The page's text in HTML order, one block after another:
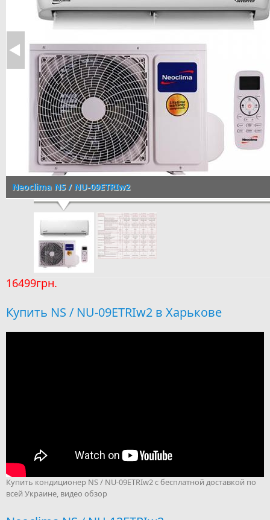
Neoclima NS / NU-09ETRIw2
16499грн.
Купить NS / NU-09ETRIw2 в Харькове
Купить кондиционер NS / NU-09ETRIw2 с бесплатной доставкой по
всей Украине, видео обзор